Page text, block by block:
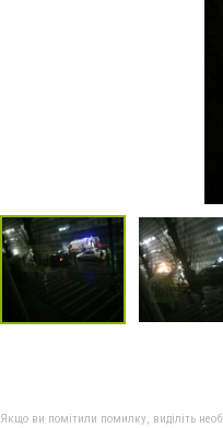
Якщо ви помітили помилку, виділіть